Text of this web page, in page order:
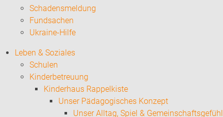
Schadensmeldung
Fundsachen
Ukraine-Hilfe
Leben & Soziales
Schulen
Kinderbetreuung
Kinderhaus Rappelkiste
Unser Pädagogisches Konzept
Unser Alltag, Spiel & Gemeinschaftsgefühl